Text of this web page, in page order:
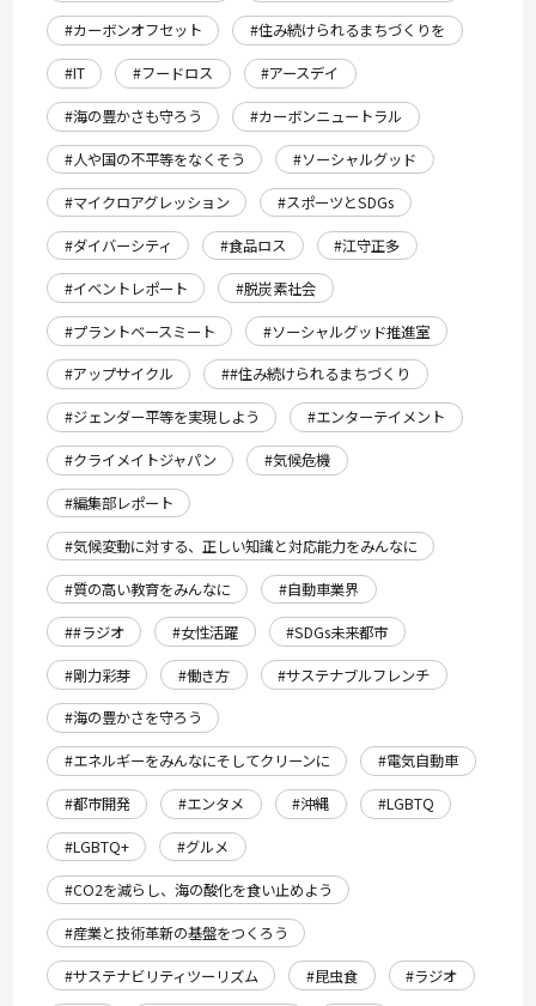
#カーボンオフセット
#住み続けられるまちづくりを
#IT
#フードロス
#アースデイ
#海の豊かさも守ろう
#カーボンニュートラル
#人や国の不平等をなくそう
#ソーシャルグッド
#マイクロアグレッション
#スポーツとSDGs
#ダイバーシティ
#食品ロス
#江守正多
#イベントレポート
#脱炭素社会
#プラントベースミート
#ソーシャルグッド推進室
#アップサイクル
##住み続けられるまちづくり
#ジェンダー平等を実現しよう
#エンターテイメント
#クライメイトジャパン
#気候危機
#編集部レポート
#気候変動に対する、正しい知識と対応能力をみんなに
#質の高い教育をみんなに
#自動車業界
##ラジオ
#女性活躍
#SDGs未来都市
#剛力彩芽
#働き方
#サステナブルフレンチ
#海の豊かさを守ろう
#エネルギーをみんなにそしてクリーンに
#電気自動車
#都市開発
#エンタメ #沖縄
#LGBTQ
#LGBTQ+
#グルメ
#CO2を減らし、海の酸化を食い止めよう
#産業と技術革新の基盤をつくろう
#サステナビリティツーリズム
#昆虫食
#ラジオ